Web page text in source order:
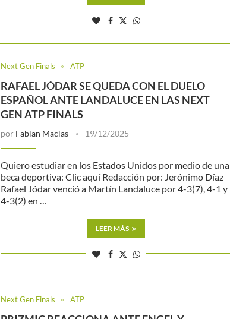
Next Gen Finals ATP
RAFAEL JÓDAR SE QUEDA CON EL DUELO
ESPAÑOL ANTE LANDALUCE EN LAS NEXT
GEN ATP FINALS
por Fabian Macias 19/12/2025
Quiero estudiar en los Estados Unidos por medio de una
beca deportiva: Clic aquí Redacción por: Jerónimo Díaz
Rafael Jódar venció a Martín Landaluce por 4-3(7), 4-1 y
4-3(2) en …
LEER MÁS
Next Gen Finals ATP